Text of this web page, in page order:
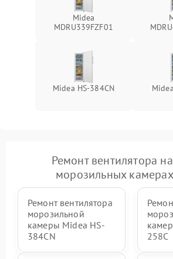
Midea
MDRU339FZF01
Midea HS-384CN
Ремонт вентилятора
морозильных
Ремонт вентилятора
морозильной
камеры Midea HS-
384CN
258C